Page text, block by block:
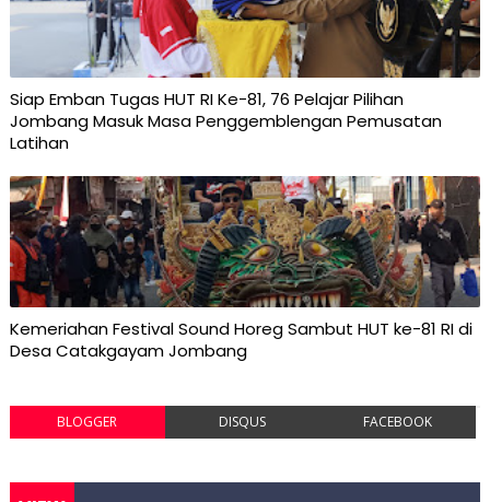
Siap Emban Tugas HUT RI Ke-81, 76 Pelajar Pilihan
Jombang Masuk Masa Penggemblengan Pemusatan
Latihan
Kemeriahan Festival Sound Horeg Sambut HUT ke-81 RI di
Desa Catakgayam Jombang
BLOGGER DISQUS FACEBOOK